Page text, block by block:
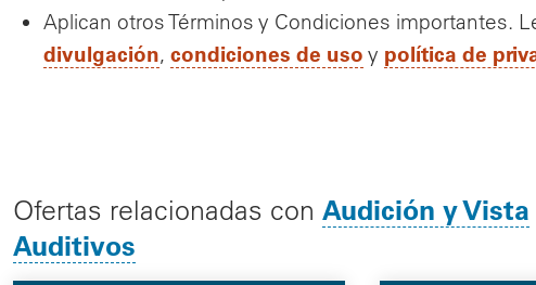
Aplican otros Términos y Condiciones importantes.
divulgación, condiciones de uso y política de
Ofertas relacionadas con Audición y Vista
Auditivos